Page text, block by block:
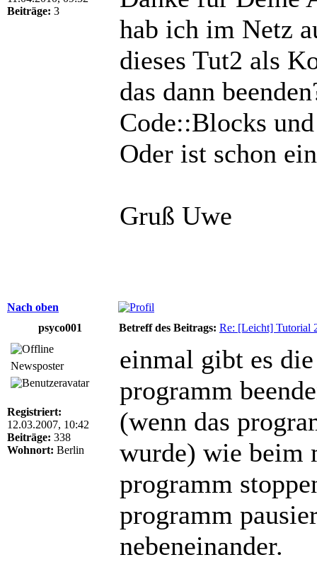
Beiträge: 3
hab ich im Netz
dieses Tut2 als
das dann
Code::Blocks
Oder ist schon
Gruß Uwe
Nach oben
psyco001
Betreff des Beitrags: Re: [Leicht] Tutorial
Newsposter
Registriert:
12.03.2007, 10:42
Beiträge: 338
Wohnort: Berlin
einmal gibt es
programm
(wenn das
wurde) wie beim
programm
programm
nebeneinander.